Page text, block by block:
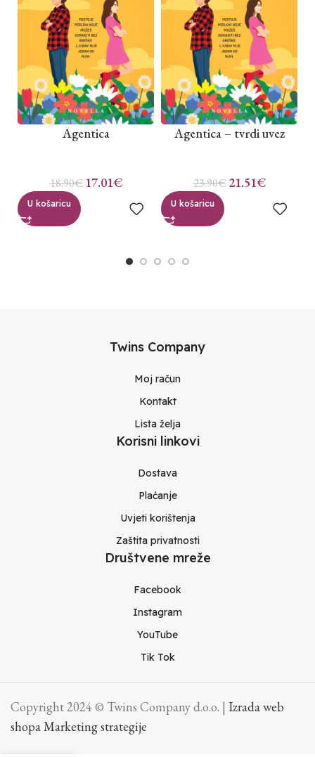
Agentica
18.90€ 17.01€
U košaricu
Agentica – tvrdi uvez
23.90€ 21.51€
U košaricu
Twins Company
Moj račun
Kontakt
Lista želja
Korisni linkovi
Dostava
Plaćanje
Uvjeti korištenja
Zaštita privatnosti
Društvene mreže
Facebook
Instagram
YouTube
Tik Tok
Copyright 2024 © Twins Company d.o.o. | Izrada web
shopa Marketing strategije